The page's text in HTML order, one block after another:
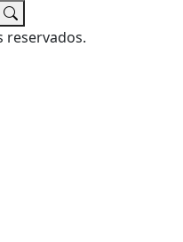
reservados.